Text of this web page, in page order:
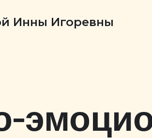
Инны Игоревны